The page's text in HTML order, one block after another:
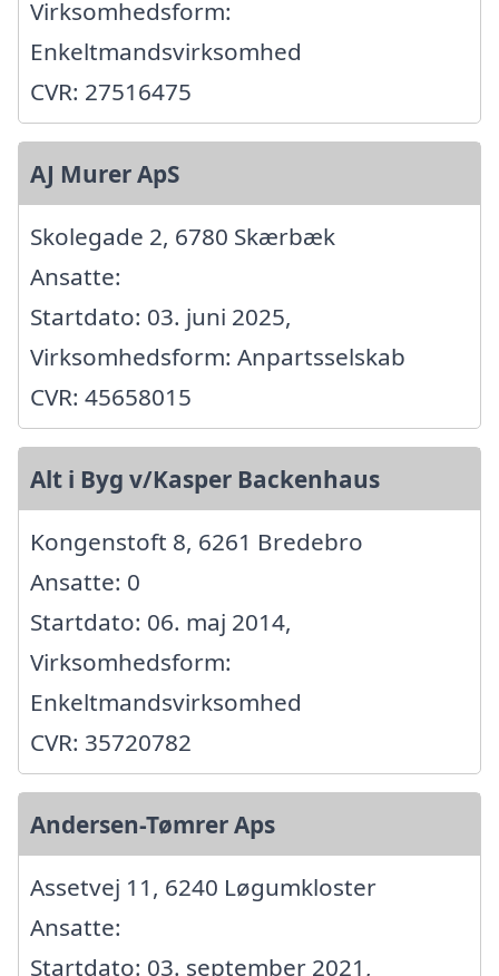
Virksomhedsform:
Enkeltmandsvirksomhed
CVR: 27516475
AJ Murer ApS
Skolegade 2, 6780 Skærbæk
Ansatte:
Startdato: 03. juni 2025,
Virksomhedsform: Anpartsselskab
CVR: 45658015
Alt i Byg v/Kasper Backenhaus
Kongenstoft 8, 6261 Bredebro
Ansatte: 0
Startdato: 06. maj 2014,
Virksomhedsform:
Enkeltmandsvirksomhed
CVR: 35720782
Andersen-Tømrer Aps
Assetvej 11, 6240 Løgumkloster
Ansatte:
Startdato: 03. september 2021,